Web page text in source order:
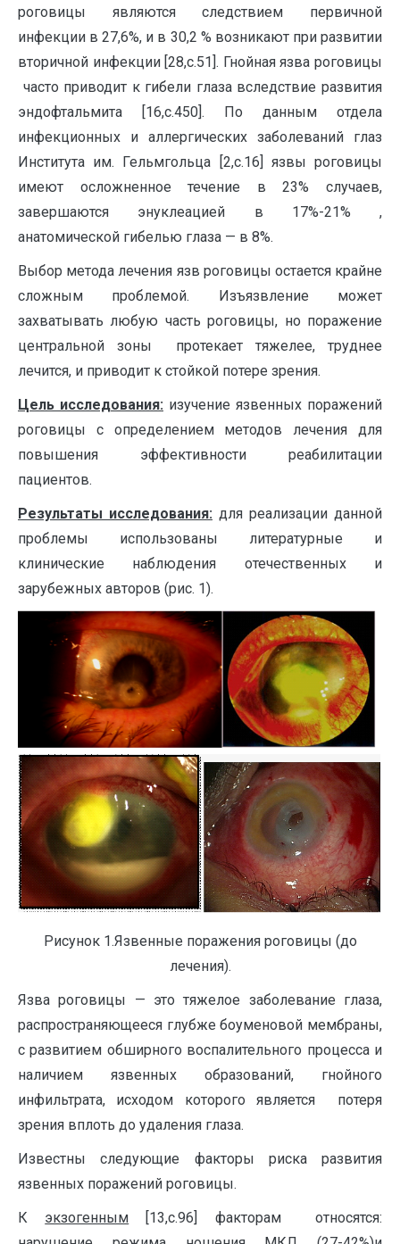
роговицы являются следствием первичной
инфекции в 27,6%, и в 30,2 % возникают при развитии
вторичной инфекции [28,с.51]. Гнойная язва роговицы
часто приводит к гибели глаза вследствие развития
эндофтальмита [16,с.450]. По данным отдела
инфекционных и аллергических заболеваний глаз
Института им. Гельмгольца [2,с.16] язвы роговицы
имеют осложненное течение в 23% случаев,
завершаются энуклеацией в 17%-21% ,
анатомической гибелью глаза — в 8%.
Выбор метода лечения язв роговицы остается крайне
сложным проблемой. Изъязвление может
захватывать любую часть роговицы, но поражение
центральной зоны протекает тяжелее, труднее
лечится, и приводит к стойкой потере зрения.
Цель исследования: изучение язвенных поражений
роговицы с определением методов лечения для
повышения эффективности реабилитации
пациентов.
Результаты исследования: для реализации данной
проблемы использованы литературные и
клинические наблюдения отечественных и
зарубежных авторов (рис. 1).
Рисунок 1.Язвенные поражения роговицы (до
лечения).
Язва роговицы — это тяжелое заболевание глаза,
распространяющееся глубже боуменовой мембраны,
с развитием обширного воспалительного процесса и
наличием язвенных образований, гнойного
инфильтрата, исходом которого является потеря
зрения вплоть до удаления глаза.
Известны следующие факторы риска развития
язвенных поражений роговицы.
К экзогенным [13,с.96] факторам относятся: